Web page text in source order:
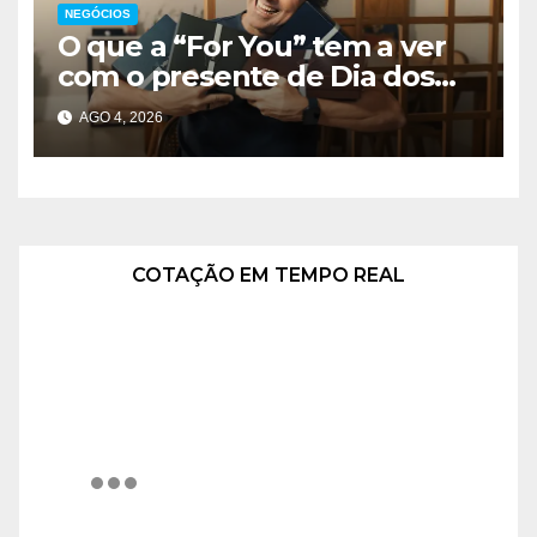
NEGÓCIOS
O que a “For You” tem a ver
com o presente de Dia dos
Pais? Campanha aposta nas
trends para aproximar
gerações
AGO 4, 2026
COTAÇÃO EM TEMPO REAL